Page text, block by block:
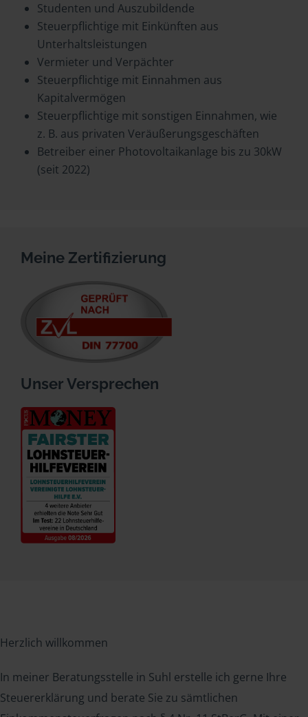
Studenten und Auszubildende
Steuerpflichtige mit Einkünften aus
Unterhaltsleistungen
Vermieter und Verpächter
Steuerpflichtige mit Einnahmen aus
Kapitalvermögen
Steuerpflichtige mit sonstigen Einnahmen, wie
z. B. aus privaten Veräußerungsgeschäften
Betreiber einer Photovoltaikanlage bis zu 30kW
(seit 2022)
Meine Zertifizierung
Unser Versprechen
Herzlich willkommen
In meiner Beratungsstelle in Suhl erstelle ich gerne Ihre
Steuererklärung und berate Sie zu sämtlichen